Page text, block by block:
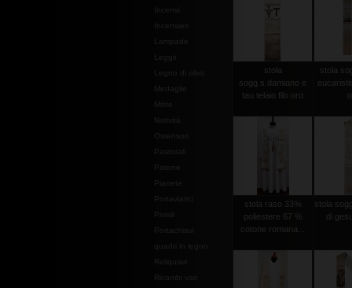
Leggii
Legno di olivo
Medaglie
Mitrie
Natività
Ostensori
Pastorali
Patene
Pianete
Portaviatici
Piviali
Portachiavi
quadri in legno
Reliquiari
Ricambi vari
stola
sogg.s.damiano e
tau telaio filo oro
stola
stola raso 33%
poliestere 67 %
cotone romana...
stola
di